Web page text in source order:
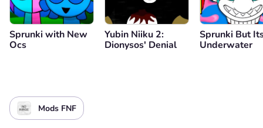
Sprunki with New
Ocs
Yubin Niiku 2:
Dionysos' Denial
Sprunki But
Underwater
Mods FNF